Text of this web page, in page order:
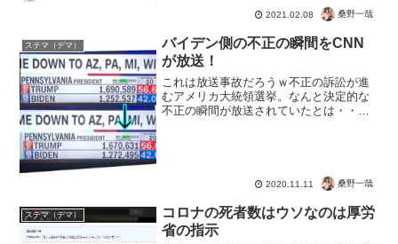
政府のコロナ指針のセリフとまる被り
2021.02.08 桑野一哉
ステマ（デマ）
バイデン側の不正の瞬間をCNN
が放送！
これは放送事故だろうｗ不正の訴訟が進
むアメリカ大統領選挙。なんと決定的な
不正の瞬間が放送されていたとは・・・
2020.11.11 桑野一哉
ステマ（デマ）
コロナの死者数はウソなのは厚労
省の指示